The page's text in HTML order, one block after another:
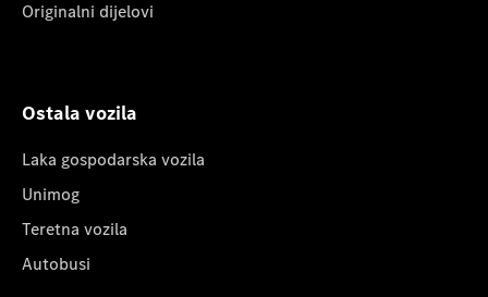
Originalni dijelovi
Ostala vozila
Laka gospodarska vozila
Unimog
Teretna vozila
Autobusi